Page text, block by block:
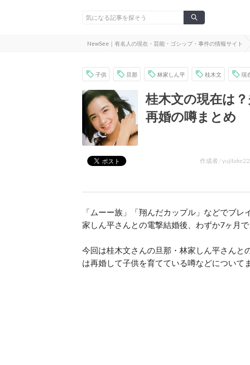
NewSee｜有名人の現在・芸能・ゴシップ・事件の情報サイト
子供 旦那 林家しん平 桂木文 現
桂木文の現在は
再婚の噂まとめ
作成者 /
「ムーー族」「翔んだカップル」などでブ
家しん平さんとの電撃結婚後、わずか7ヶ月
今回は桂木文さんの旦那・林家しん平さんと
は再婚して子供を育てている噂などについて